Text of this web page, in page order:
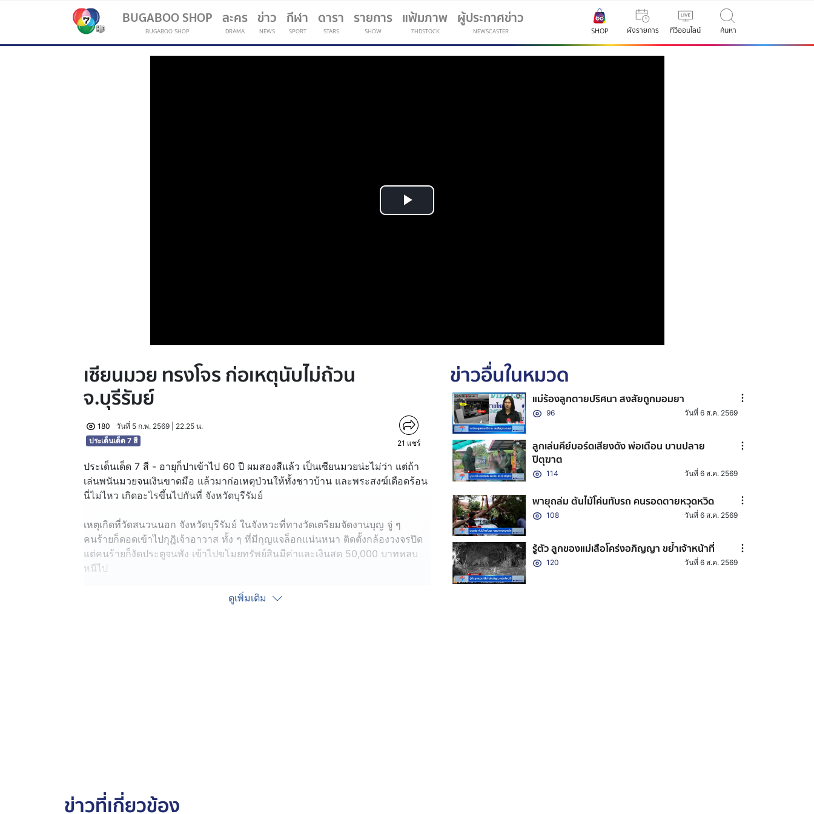
BUGABOO SHOP
BUGABOO SHOP
ละคร
DRAMA
ข่าว
NEWS
กีฬา
SPORT
(current)
ดารา
STARS
รายการ
SHOW
แฟ้มภาพ
7HDSTOCK
ผู้ประกาศข่าว
NEWSCASTER SHOP ผังรายการ ทีวีออนไลน์ ค้นหา
Play
เซียนมวย ทรงโจร ก่อเหตุนับไม่ถ้วน
จ.บุรีรัมย์
180
วันที่ 5 ก.พ. 2569 | 22.25 น.
ประเด็นเด็ด 7 สี
21 แชร์
ประเด็นเด็ด 7 สี - อายุก็ปาเข้าไป 60 ปี ผมสองสีแล้ว เป็นเซียนมวยน่ะไม่ว่า แต่ถ้า
เล่นพนันมวยจนเงินขาดมือ แล้วมาก่อเหตุป่วนให้ทั้งชาวบ้าน และพระสงฆ์เดือดร้อน
นี่ไม่ไหว เกิดอะไรขึ้นไปกันที่ จังหวัดบุรีรัมย์
เหตุเกิดที่วัดสนวนนอก จังหวัดบุรีรัมย์ ในจังหวะที่ทางวัดเตรียมจัดงานบุญ จู่ ๆ
คนร้ายก็ดอดเข้าไปกุฎิเจ้าอาวาส ทั้ง ๆ ที่มีกุญแจล็อกแน่นหนา ติดตั้งกล้องวงจรปิด
แต่คนร้ายก็งัดประตูจนพัง เข้าไปขโมยทรัพย์สินมีค่าและเงินสด 50,000 บาทหลบ
หนีไป
ตำรวจ สภ.ห้วยราช แกะรอยกล้องวงจรปิด จนรู้ว่านายพจน์ อายุ 60 ปี เป็นชาว
นอกจากนายพจน์ จะเป็นเซียนมวยแล้ว ยังทรงโจร ก่อเหตุมาโชกโชน และมีคดีค้าง
ดูเพิ่มเติม
ข่าวอื่นในหมวด
แม่ร้องลูกตายปริศนา สงสัยถูกมอมยา
96 วันที่ 6 ส.ค. 2569
ลูกเล่นคีย์บอร์ดเสียงดัง พ่อเตือน บานปลาย
ปิตุฆาต
114 วันที่ 6 ส.ค. 2569
พายุถล่ม ต้นไม้โค่นทับรถ คนรอดตายหวุดหวิด
108 วันที่ 6 ส.ค. 2569
รู้ตัว ลูกของแม่เสือโคร่งอภิญญา ขย้ำเจ้าหน้าที่
120 วันที่ 6 ส.ค. 2569
ข่าวที่เกี่ยวข้อง